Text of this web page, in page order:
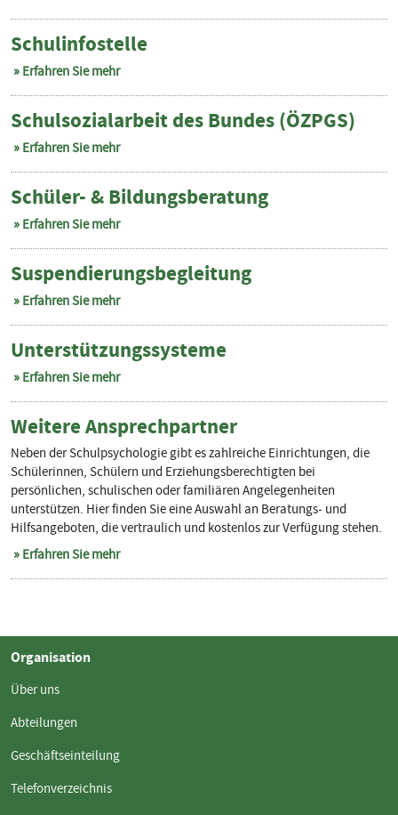
Schulinfostelle
Erfahren Sie mehr
Schulsozialarbeit des Bundes (ÖZPGS)
Erfahren Sie mehr
Schüler- & Bildungsberatung
Erfahren Sie mehr
Suspendierungsbegleitung
Erfahren Sie mehr
Unterstützungssysteme
Erfahren Sie mehr
Weitere Ansprechpartner
Neben der Schulpsychologie gibt es zahlreiche Einrichtungen, die
Schülerinnen, Schülern und Erziehungsberechtigten bei
persönlichen, schulischen oder familiären Angelegenheiten
unterstützen. Hier finden Sie eine Auswahl an Beratungs- und
Hilfsangeboten, die vertraulich und kostenlos zur Verfügung stehen.
Erfahren Sie mehr
Organisation
Über uns
Abteilungen
Geschäftseinteilung
Telefonverzeichnis